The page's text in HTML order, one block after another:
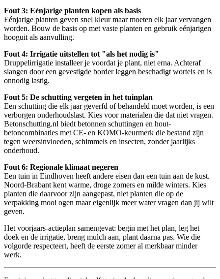
Fout 3: Eénjarige planten kopen als basis
Eénjarige planten geven snel kleur maar moeten elk jaar vervangen
worden. Bouw de basis op met vaste planten en gebruik eénjarigen
hooguit als aanvulling.
Fout 4: Irrigatie uitstellen tot "als het nodig is"
Druppelirrigatie installeer je voordat je plant, niet erna. Achteraf
slangen door een gevestigde border leggen beschadigt wortels en is
onnodig lastig.
Fout 5: De schutting vergeten in het tuinplan
Een schutting die elk jaar geverfd of behandeld moet worden, is een
verborgen onderhoudslast. Kies voor materialen die dat niet vragen.
Betonschutting.nl biedt betonnen schuttingen en hout-
betoncombinaties met CE- en KOMO-keurmerk die bestand zijn
tegen weersinvloeden, schimmels en insecten, zonder jaarlijks
onderhoud.
Fout 6: Regionale klimaat negeren
Een tuin in Eindhoven heeft andere eisen dan een tuin aan de kust.
Noord-Brabant kent warme, droge zomers en milde winters. Kies
planten die daarvoor zijn aangepast, niet planten die op de
verpakking mooi ogen maar eigenlijk meer water vragen dan jij wilt
geven.
Het voorjaars-actieplan samengevat: begin met het plan, leg het
doek en de irrigatie, breng mulch aan, plant daarna pas. Wie die
volgorde respecteert, heeft de eerste zomer al merkbaar minder
werk.